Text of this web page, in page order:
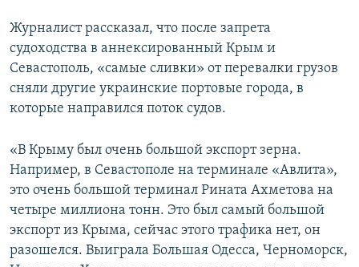
Журналист рассказал, что после запрета
судоходства в аннексированный Крым и
Севастополь, «самые сливки» от перевалки грузов
сняли другие украинские портовые города, в
которые направился поток судов.
«В Крыму был очень большой экспорт зерна.
Например, в Севастополе на терминале «Авлита»,
это очень большой терминал Рината Ахметова на
четыре миллиона тонн. Это был самый большой
экспорт из Крыма, сейчас этого трафика нет, он
разошелся. Выиграла Большая Одесса, Черноморск,